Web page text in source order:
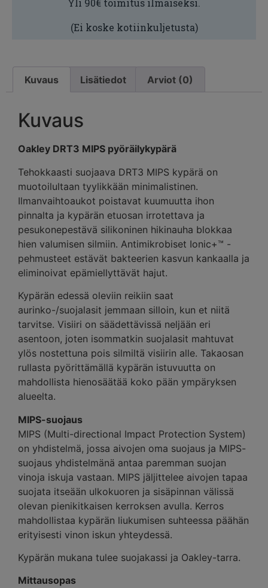
Yli 90€ toimitus ilmaiseksi.
(Ei koske kotiinkuljetusta)
Kuvaus Lisätiedot Arviot (0)
Kuvaus
Oakley DRT3 MIPS pyöräilykypärä
Tehokkaasti suojaava DRT3 MIPS kypärä on
muotoilultaan tyylikkään minimalistinen.
Ilmanvaihtoaukot poistavat kuumuutta ihon
pinnalta ja kypärän etuosan irrotettava ja
pesukonepestävä silikoninen hikinauha blokkaa
hien valumisen silmiin. Antimikrobiset Ionic+™ -
pehmusteet estävät bakteerien kasvun kankaalla ja
eliminoivat epämiellyttävät hajut.
Kypärän edessä oleviin reikiin saat
aurinko-/suojalasit jemmaan silloin, kun et niitä
tarvitse. Visiiri on säädettävissä neljään eri
asentoon, joten isommatkin suojalasit mahtuvat
ylös nostettuna pois silmiltä visiirin alle. Takaosan
rullasta pyörittämällä kypärän istuvuutta on
mahdollista hienosäätää koko pään ympäryksen
alueelta.
MIPS-suojaus
MIPS (Multi-directional Impact Protection System)
on yhdistelmä, jossa aivojen oma suojaus ja MIPS-
suojaus yhdistelmänä antaa paremman suojan
vinoja iskuja vastaan. MIPS jäljittelee aivojen tapaa
suojata itseään ulkokuoren ja sisäpinnan välissä
olevan pienikitkaisen kerroksen avulla. Kerros
mahdollistaa kypärän liukumisen suhteessa päähän
erityisesti vinon iskun yhteydessä.
Kypärän mukana tulee suojakassi ja Oakley-tarra.
Mittausopas